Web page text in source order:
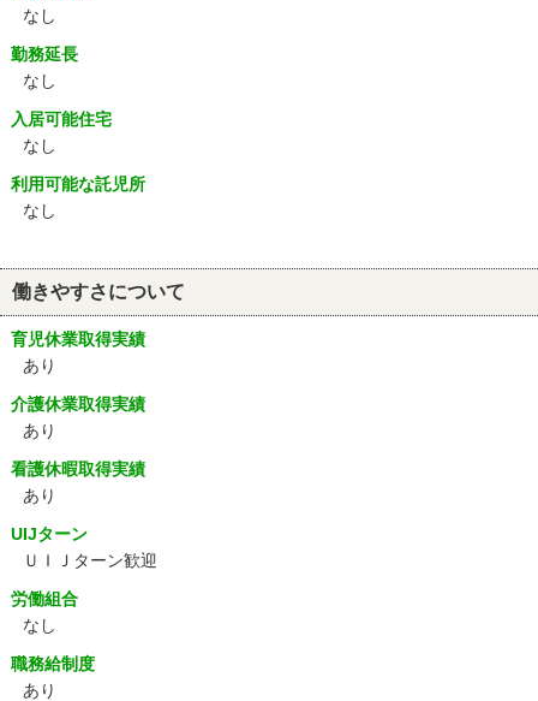
なし
勤務延長
なし
入居可能住宅
なし
利用可能な託児所
なし
働きやすさについて
育児休業取得実績
あり
介護休業取得実績
あり
看護休暇取得実績
あり
UIJターン
ＵＩＪターン歓迎
労働組合
なし
職務給制度
あり